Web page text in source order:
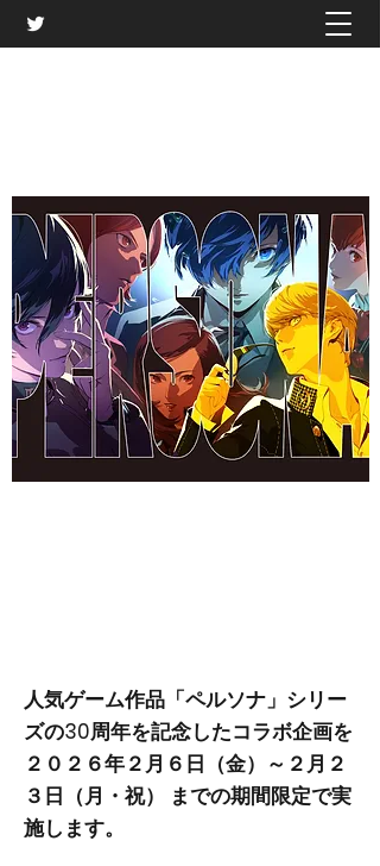
人気ゲーム作品「ペルソナ」シリー
ズの30周年を記念したコラボ企画を
２０２６年２月６日（金）～２月２
３日（月・祝） までの期間限定で実
施します。